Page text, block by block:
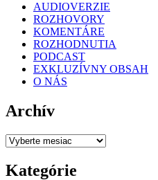
AUDIOVERZIE
ROZHOVORY
KOMENTÁRE
ROZHODNUTIA
PODCAST
EXKLUZÍVNY OBSAH
O NÁS
Archív
Archív
Kategórie